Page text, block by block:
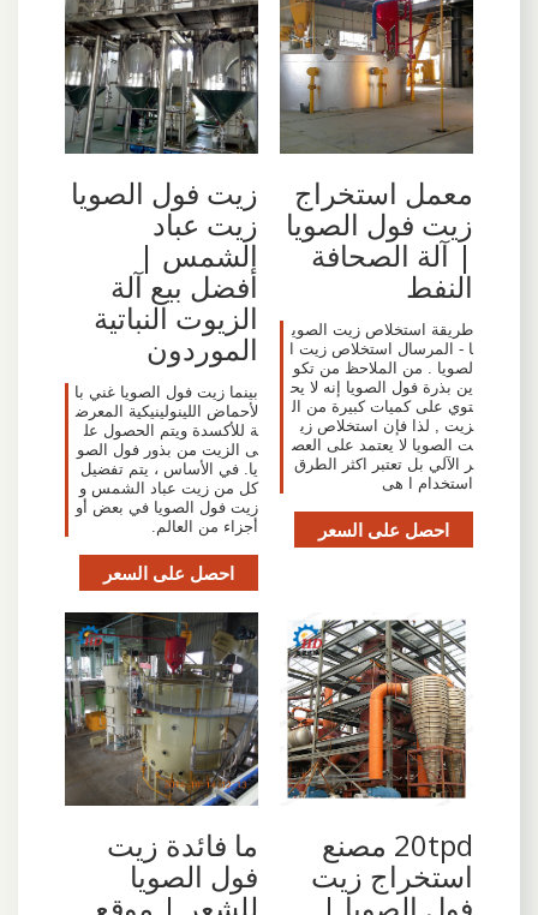
معمل استخراج
زيت فول الصويا
| آلة الصحافة
النفط
طريقة استخلاص زيت الصوي
ا - المرسال استخلاص زيت ا
لصويا . من الملاحظ من تكو
ين بذرة فول الصويا إنه لا يح
توي على كميات كبيرة من ال
زيت , لذا فإن استخلاص زي
ت الصويا لا يعتمد على العص
ر الآلي بل تعتبر اكثر الطرق
استخدام ا هى
احصل على السعر
زيت فول الصويا
زيت عباد
الشمس |
أفضل بيع آلة
الزيوت النباتية
الموردون
بينما زيت فول الصويا غني با
لأحماض اللينولينيكية المعرض
ة للأكسدة ويتم الحصول عل
ى الزيت من بذور فول الصو
يا. في الأساس ، يتم تفضيل
كل من زيت عباد الشمس و
زيت فول الصويا في بعض أو
أجزاء من العالم.
احصل على السعر
20tpd مصنع
استخراج زيت
ما فائدة زيت
فول الصويا